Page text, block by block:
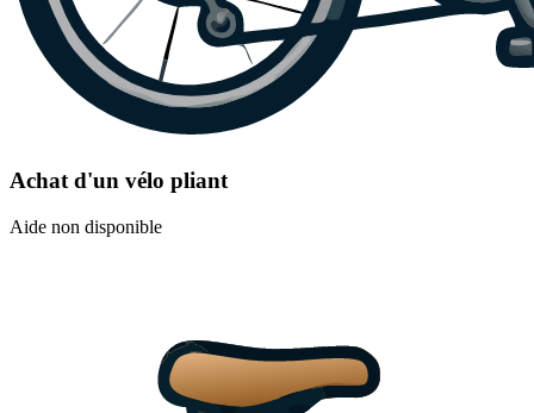
Achat d'un vélo pliant
Aide non disponible